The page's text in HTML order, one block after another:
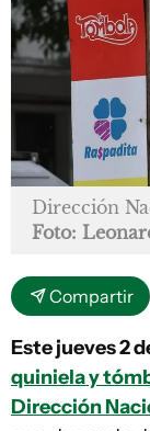
Dirección
Foto:
Compartir
Este jueves 2
quiniela y
Dirección